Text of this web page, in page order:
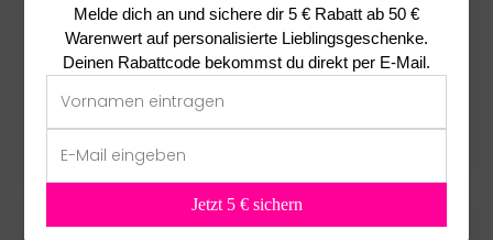
Gabriele Seegers
Geschenk zur Silberhochzeit
Schöne Idee. Schnelle Lieferung und guter Service.
Viele Grüße aus Münster
Melde dich an und sichere dir 5 € Rabatt ab 50 €
Warenwert auf personalisierte Lieblingsgeschenke.
Deinen Rabattcode bekommst du direkt per E-Mail.
Jetzt 5 € sichern